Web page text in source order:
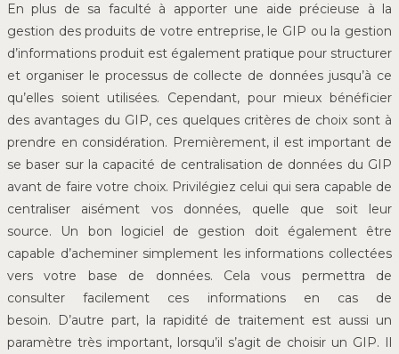
En plus de sa faculté à apporter une aide précieuse à la
gestion des produits de votre entreprise, le GIP ou la gestion
d’informations produit est également pratique pour structurer
et organiser le processus de collecte de données jusqu’à ce
qu’elles soient utilisées. Cependant, pour mieux bénéficier
des avantages du GIP, ces quelques critères de choix sont à
prendre en considération. Premièrement, il est important de
se baser sur la capacité de centralisation de données du GIP
avant de faire votre choix. Privilégiez celui qui sera capable de
centraliser aisément vos données, quelle que soit leur
source. Un bon logiciel de gestion doit également être
capable d’acheminer simplement les informations collectées
vers votre base de données. Cela vous permettra de
consulter facilement ces informations en cas de
besoin. D’autre part, la rapidité de traitement est aussi un
paramètre très important, lorsqu’il s’agit de choisir un GIP. Il